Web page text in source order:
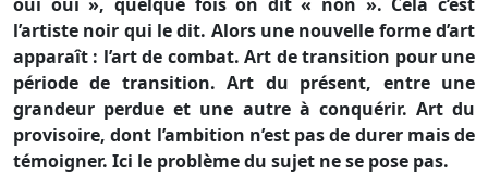
l’artiste noir qui le dit. Alors une nouvelle forme d’art
apparaît : l’art de combat. Art de transition pour une
période de transition. Art du présent, entre une
grandeur perdue et une autre à conquérir. Art du
provisoire, dont l’ambition n’est pas de durer mais de
témoigner. Ici le problème du sujet ne se pose pas.